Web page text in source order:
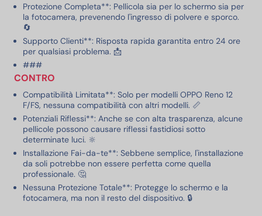
Protezione Completa**: Pellicola sia per lo schermo sia per
la fotocamera, prevenendo l'ingresso di polvere e sporco.
🔄
Supporto Clienti**: Risposta rapida garantita entro 24 ore
per qualsiasi problema. 📩
###
CONTRO
Compatibilità Limitata**: Solo per modelli OPPO Reno 12
F/FS, nessuna compatibilità con altri modelli. 📏
Potenziali Riflessi**: Anche se con alta trasparenza, alcune
pellicole possono causare riflessi fastidiosi sotto
determinate luci. 🔆
Installazione Fai-da-te**: Sebbene semplice, l'installazione
da soli potrebbe non essere perfetta come quella
professionale. 🤔
Nessuna Protezione Totale**: Protegge lo schermo e la
fotocamera, ma non il resto del dispositivo. 🔒